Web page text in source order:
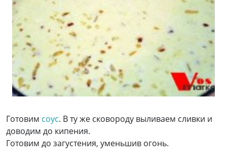
Готовим соус. В ту же сковороду выливаем сливки и
доводим до кипения.
Готовим до загустения, уменьшив огонь.